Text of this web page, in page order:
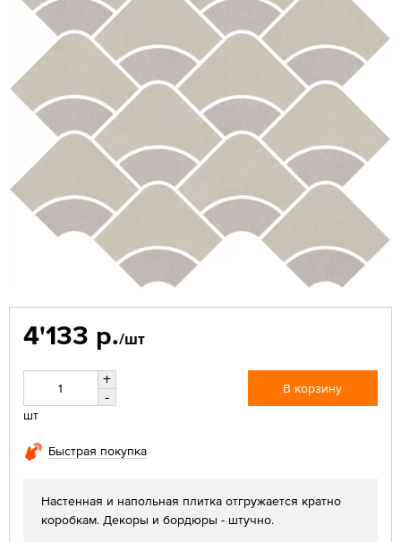
4'133 р./шт
+
-
шт
В корзину
Быстрая покупка
Настенная и напольная плитка отгружается кратно
коробкам. Декоры и бордюры - штучно.